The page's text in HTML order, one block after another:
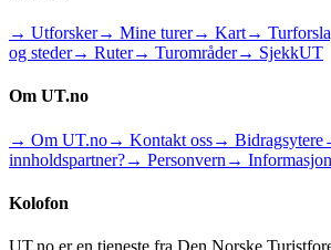
→ Utforsker→ Mine turer→ Kart→
og steder→ Ruter→ Turområder→ SjekkUT
Om UT.no
→ Om UT.no→ Kontakt oss→ Bidragsytere
innholdspartner?→ Personvern →
Kolofon